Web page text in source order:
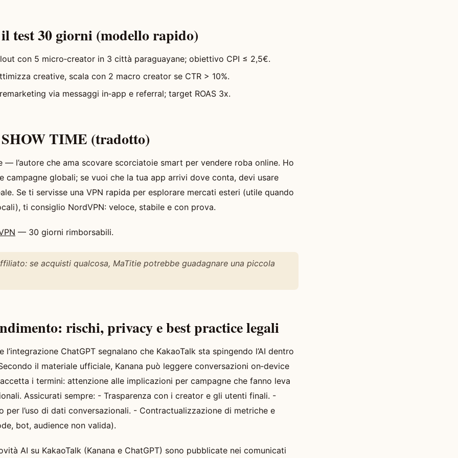
test 30 giorni (modello rapido)
con 5 micro‑creator in 3 città paraguayane; obiettivo CPI ≤ 2,5€.
creative, scala con 2 macro creator se CTR > 10%.
via messaggi in‑app e referral; target ROAS 3x.
TIME (tradotto)
— l’autore che ama scovare scorciatoie smart per vendere roba online. Ho
campagne globali; se vuoi che la tua app arrivi dove conta, devi usare
Se ti servisse una VPN rapida per esplorare mercati esteri (utile quando
ti consiglio NordVPN: veloce, stabile e con prova.
— 30 giorni rimborsabili.
se acquisti qualcosa, MaTitie potrebbe guadagnare una piccola
rischi, privacy e best practice legali
l’integrazione ChatGPT segnalano che KakaoTalk sta spingendo l’AI dentro
il materiale ufficiale, Kanana può leggere conversazioni on‑device
i termini: attenzione alle implicazioni per campagne che fanno leva
Assicurati sempre: - Trasparenza con i creator e gli utenti finali. -
per l’uso di dati conversazionali. - Contractualizzazione di metriche e
bot, audience non valida).
AI su KakaoTalk (Kanana e ChatGPT) sono pubblicate nei comunicati